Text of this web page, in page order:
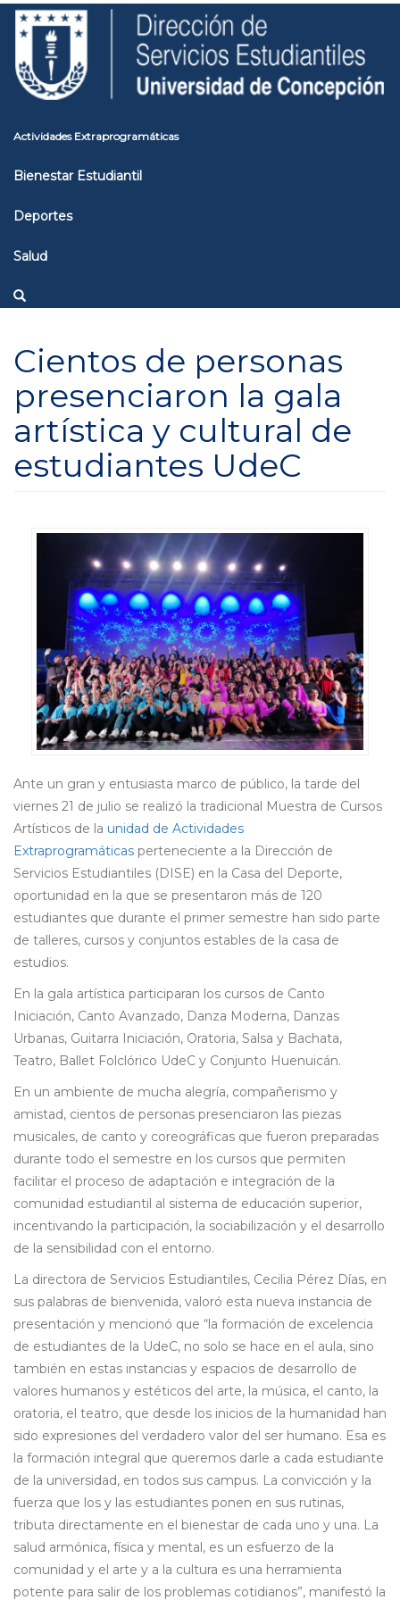
Pasar
contenido
principal
Toggle
high
contrast
Actividades Extraprogramáticas
Bienestar Estudiantil
Deportes
Salud
Cientos de personas
presenciaron la gala
artística y cultural de
estudiantes UdeC
Ante un gran y entusiasta marco de público, la tarde del
viernes 21 de julio se realizó la tradicional Muestra de Cursos
Artísticos de la unidad de Actividades
Extraprogramáticas perteneciente a la Dirección de
Servicios Estudiantiles (DISE) en la Casa del Deporte,
oportunidad en la que se presentaron más de 120
estudiantes que durante el primer semestre han sido parte
de talleres, cursos y conjuntos estables de la casa de
estudios.
En la gala artística participaran los cursos de Canto
Iniciación, Canto Avanzado, Danza Moderna, Danzas
Urbanas, Guitarra Iniciación, Oratoria, Salsa y Bachata,
Teatro, Ballet Folclórico UdeC y Conjunto Huenuicán.
En un ambiente de mucha alegría, compañerismo y
amistad, cientos de personas presenciaron las piezas
musicales, de canto y coreográficas que fueron preparadas
durante todo el semestre en los cursos que permiten
facilitar el proceso de adaptación e integración de la
comunidad estudiantil al sistema de educación superior,
incentivando la participación, la sociabilización y el desarrollo
de la sensibilidad con el entorno.
La directora de Servicios Estudiantiles, Cecilia Pérez Días, en
sus palabras de bienvenida, valoró esta nueva instancia de
presentación y mencionó que “la formación de excelencia
de estudiantes de la UdeC, no solo se hace en el aula, sino
también en estas instancias y espacios de desarrollo de
valores humanos y estéticos del arte, la música, el canto, la
oratoria, el teatro, que desde los inicios de la humanidad han
sido expresiones del verdadero valor del ser humano. Esa es
la formación integral que queremos darle a cada estudiante
de la universidad, en todos sus campus. La convicción y la
fuerza que los y las estudiantes ponen en sus rutinas,
tributa directamente en el bienestar de cada uno y una. La
salud armónica, física y mental, es un esfuerzo de la
comunidad y el arte y a la cultura es una herramienta
potente para salir de los problemas cotidianos”, manifestó la